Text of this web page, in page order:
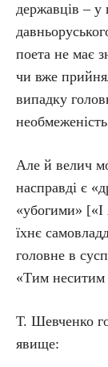
державців – у
поета не має
чи вже
випадку
Але й велич
насправді є
«убогими»
їхнє
головне в
«Тим
Т. Шевченко
явище: